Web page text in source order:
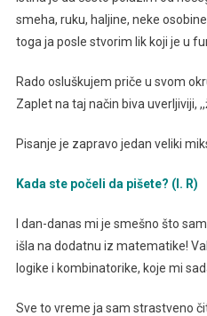
smeha, ruku, haljine, neke
toga ja posle stvorim lik koji je u
Rado osluškujem priče u svom
Zaplet na taj način biva uverljiviji,
Pisanje je zapravo jedan veliki
Kada ste počeli da pišete? (I. R)
I dan-danas mi je smešno što
išla na dodatnu iz matematike!
logike i kombinatorike, koje mi
Sve to vreme ja sam strastveno